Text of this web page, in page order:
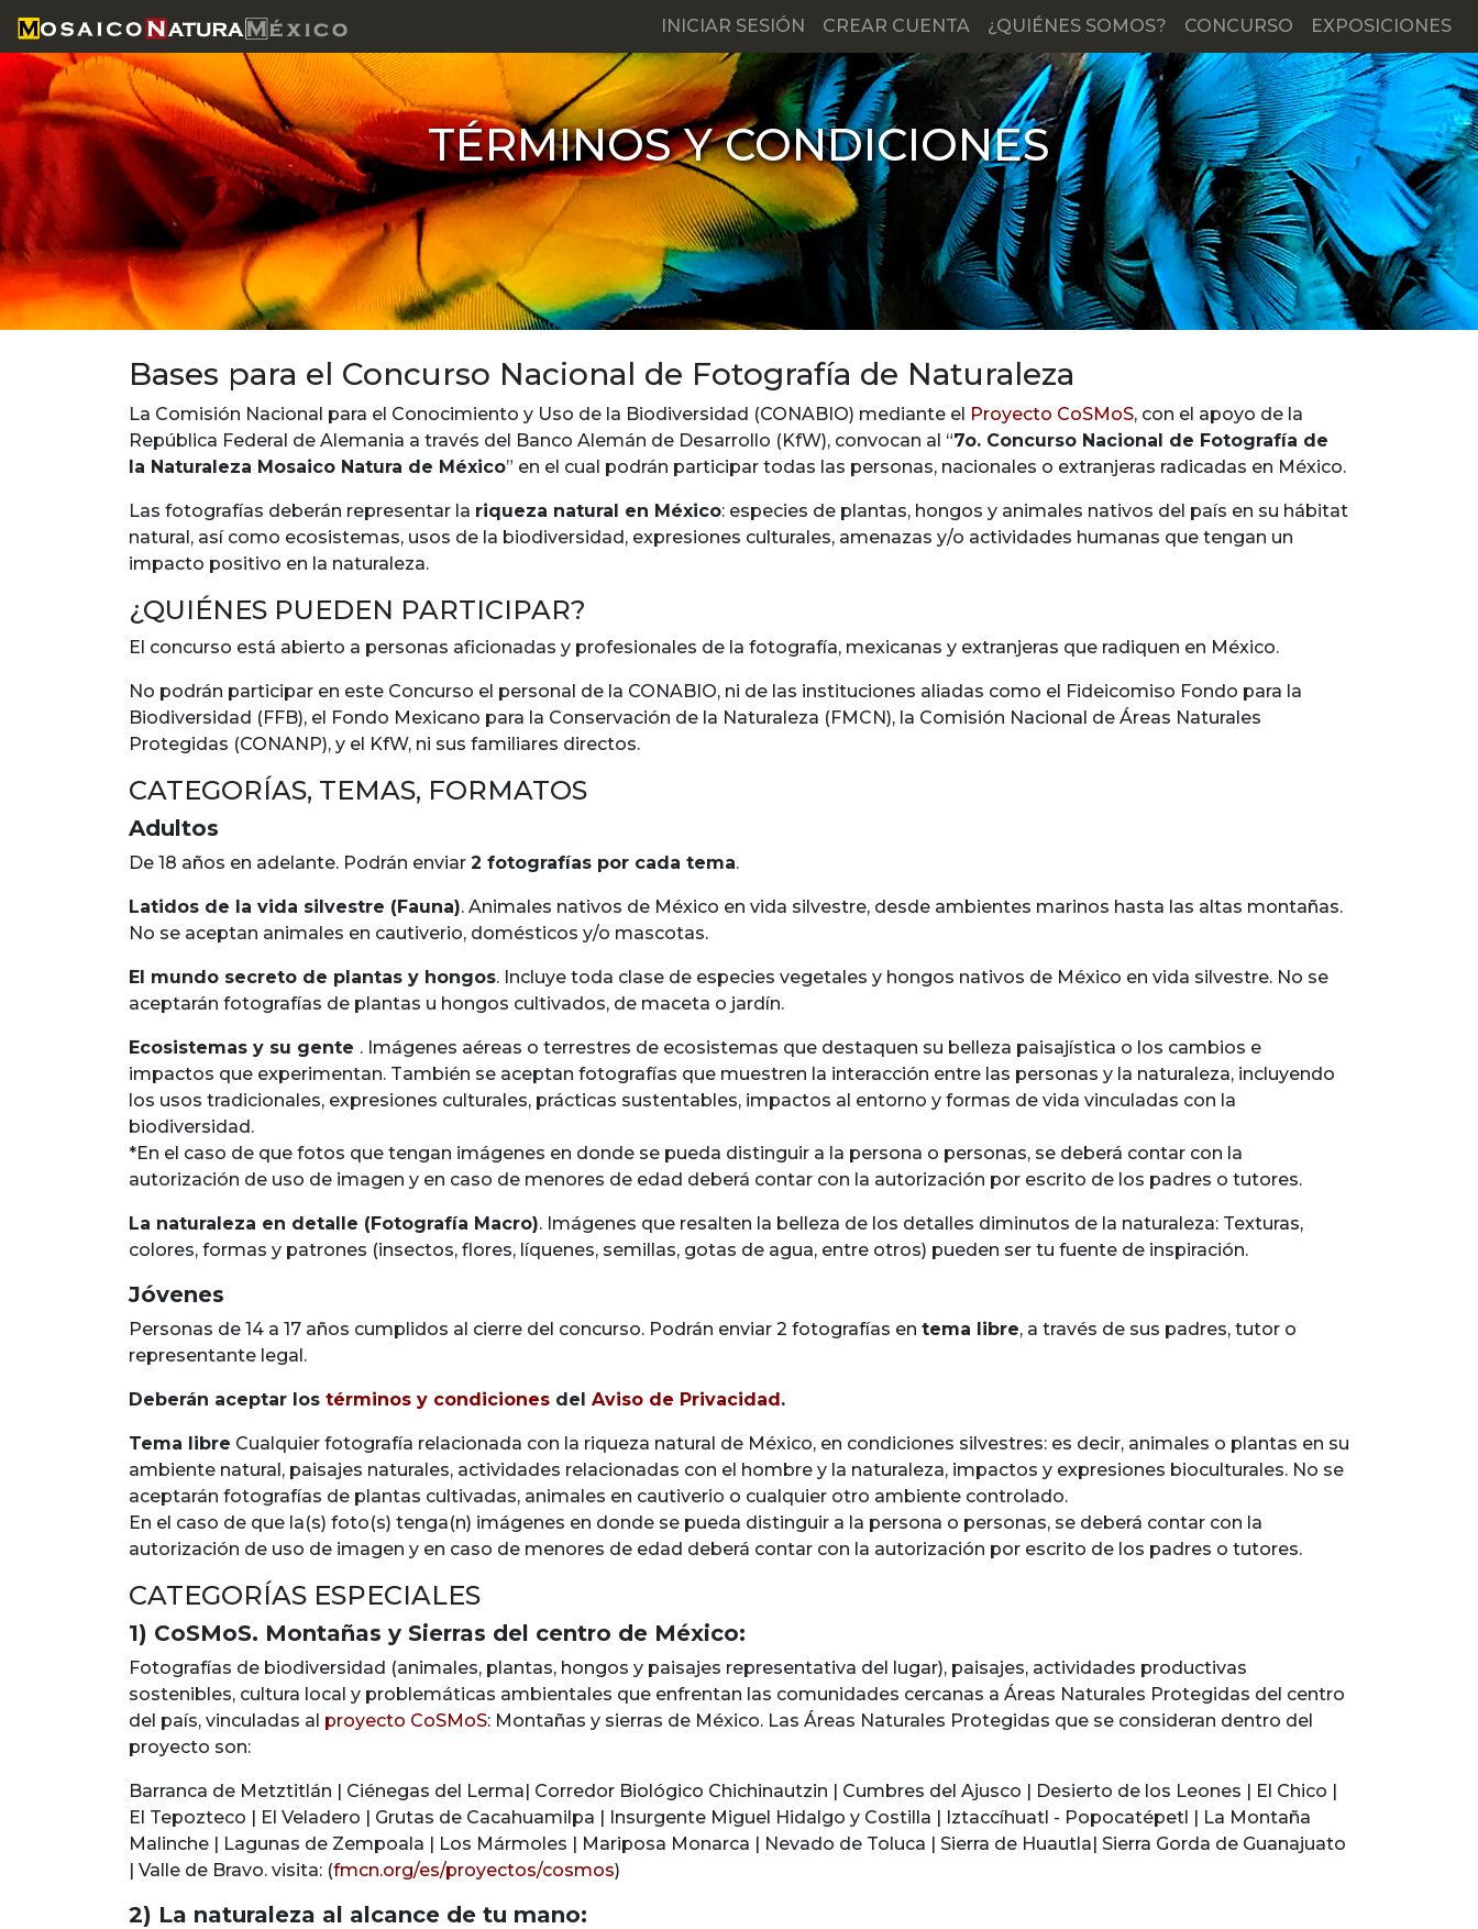
INICIAR SESIÓN CREAR CUENTA ¿QUIÉNES SOMOS? CONCURSO EXPOSICIONES
TÉRMINOS Y CONDICIONES
Bases para el Concurso Nacional de Fotografía de Naturaleza
La Comisión Nacional para el Conocimiento y Uso de la Biodiversidad (CONABIO) mediante el Proyecto CoSMoS, con el apoyo de la
República Federal de Alemania a través del Banco Alemán de Desarrollo (KfW), convocan al “7o. Concurso Nacional de Fotografía de
la Naturaleza Mosaico Natura de México” en el cual podrán participar todas las personas, nacionales o extranjeras radicadas en México.
Las fotografías deberán representar la riqueza natural en México: especies de plantas, hongos y animales nativos del país en su hábitat
natural, así como ecosistemas, usos de la biodiversidad, expresiones culturales, amenazas y/o actividades humanas que tengan un
impacto positivo en la naturaleza.
¿QUIÉNES PUEDEN PARTICIPAR?
El concurso está abierto a personas aficionadas y profesionales de la fotografía, mexicanas y extranjeras que radiquen en México.
No podrán participar en este Concurso el personal de la CONABIO, ni de las instituciones aliadas como el Fideicomiso Fondo para la
Biodiversidad (FFB), el Fondo Mexicano para la Conservación de la Naturaleza (FMCN), la Comisión Nacional de Áreas Naturales
Protegidas (CONANP), y el KfW, ni sus familiares directos.
CATEGORÍAS, TEMAS, FORMATOS
Adultos
De 18 años en adelante. Podrán enviar 2 fotografías por cada tema.
Latidos de la vida silvestre (Fauna). Animales nativos de México en vida silvestre, desde ambientes marinos hasta las altas montañas.
No se aceptan animales en cautiverio, domésticos y/o mascotas.
El mundo secreto de plantas y hongos. Incluye toda clase de especies vegetales y hongos nativos de México en vida silvestre. No se
aceptarán fotografías de plantas u hongos cultivados, de maceta o jardín.
Ecosistemas y su gente . Imágenes aéreas o terrestres de ecosistemas que destaquen su belleza paisajística o los cambios e
impactos que experimentan. También se aceptan fotografías que muestren la interacción entre las personas y la naturaleza, incluyendo
los usos tradicionales, expresiones culturales, prácticas sustentables, impactos al entorno y formas de vida vinculadas con la
biodiversidad.
*En el caso de que fotos que tengan imágenes en donde se pueda distinguir a la persona o personas, se deberá contar con la
autorización de uso de imagen y en caso de menores de edad deberá contar con la autorización por escrito de los padres o tutores.
La naturaleza en detalle (Fotografía Macro). Imágenes que resalten la belleza de los detalles diminutos de la naturaleza: Texturas,
colores, formas y patrones (insectos, flores, líquenes, semillas, gotas de agua, entre otros) pueden ser tu fuente de inspiración.
Jóvenes
Personas de 14 a 17 años cumplidos al cierre del concurso. Podrán enviar 2 fotografías en tema libre, a través de sus padres, tutor o
representante legal.
Deberán aceptar los términos y condiciones del Aviso de Privacidad.
Tema libre Cualquier fotografía relacionada con la riqueza natural de México, en condiciones silvestres: es decir, animales o plantas en su
ambiente natural, paisajes naturales, actividades relacionadas con el hombre y la naturaleza, impactos y expresiones bioculturales. No se
aceptarán fotografías de plantas cultivadas, animales en cautiverio o cualquier otro ambiente controlado.
En el caso de que la(s) foto(s) tenga(n) imágenes en donde se pueda distinguir a la persona o personas, se deberá contar con la
autorización de uso de imagen y en caso de menores de edad deberá contar con la autorización por escrito de los padres o tutores.
CATEGORÍAS ESPECIALES
1) CoSMoS. Montañas y Sierras del centro de México:
Fotografías de biodiversidad (animales, plantas, hongos y paisajes representativa del lugar), paisajes, actividades productivas
sostenibles, cultura local y problemáticas ambientales que enfrentan las comunidades cercanas a Áreas Naturales Protegidas del centro
del país, vinculadas al proyecto CoSMoS: Montañas y sierras de México. Las Áreas Naturales Protegidas que se consideran dentro del
proyecto son:
Barranca de Metztitlán | Ciénegas del Lerma| Corredor Biológico Chichinautzin | Cumbres del Ajusco | Desierto de los Leones | El Chico |
El Tepozteco | El Veladero | Grutas de Cacahuamilpa | Insurgente Miguel Hidalgo y Costilla | Iztaccíhuatl - Popocatépetl | La Montaña
Malinche | Lagunas de Zempoala | Los Mármoles | Mariposa Monarca | Nevado de Toluca | Sierra de Huautla| Sierra Gorda de Guanajuato
| Valle de Bravo. visita: (fmcn.org/es/proyectos/cosmos)
2) La naturaleza al alcance de tu mano: